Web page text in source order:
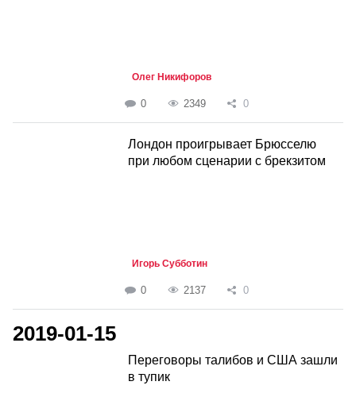
Олег Никифоров
0 2349 0
Лондон проигрывает Брюсселю
при любом сценарии с брекзитом
Игорь Субботин
0 2137 0
2019-01-15
Переговоры талибов и США зашли
в тупик